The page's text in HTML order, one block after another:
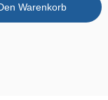
Warenkorb